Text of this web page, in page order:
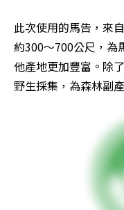
此次使用的馬告，來
約300～700公尺，為
他產地更加豐富。除
野生採集，為森林副